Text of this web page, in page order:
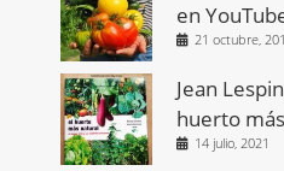
en
21 octubre,
Jean
huerto
14 julio, 2021